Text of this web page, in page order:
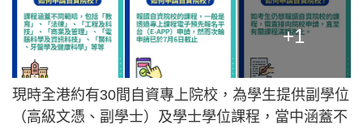
+1
現時全港約有30間自資專上院校，為學生提供副學位
（高級文憑、副學士）及學士學位課程，當中涵蓋不